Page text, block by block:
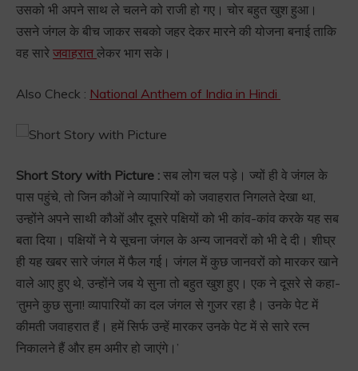
उसको भी अपने साथ ले चलने को राजी हो गए। चोर बहुत खुश हुआ।
उसने जंगल के बीच जाकर सबको जहर देकर मारने की योजना बनाई ताकि
वह सारे जवाहरात लेकर भाग सके।
Also Check : National Anthem of India in Hindi
Short Story with Picture : सब लोग चल पड़े। ज्यों ही वे जंगल के
पास पहुंचे, तो जिन कौओं ने व्यापारियों को जवाहरात निगलते देखा था,
उन्होंने अपने साथी कौओं और दूसरे पक्षियों को भी कांव-कांव करके यह सब
बता दिया। पक्षियों ने ये सूचना जंगल के अन्य जानवरों को भी दे दी। शीघ्र
ही यह खबर सारे जंगल में फैल गई। जंगल में कुछ जानवरों को मारकर खाने
वाले आए हुए थे, उन्होंने जब ये सुना तो बहुत खुश हुए। एक ने दूसरे से कहा-
‘तुमने कुछ सुना! व्यापारियों का दल जंगल से गुजर रहा है। उनके पेट में
कीमती जवाहरात हैं। हमें सिर्फ उन्हें मारकर उनके पेट में से सारे रत्न
निकालने हैं और हम अमीर हो जाएंगे।’